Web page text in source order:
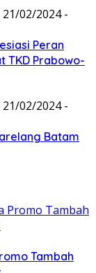
21/02/2024 -
Peran
TKD Prabowo-
21/02/2024 -
Batam
Tambah